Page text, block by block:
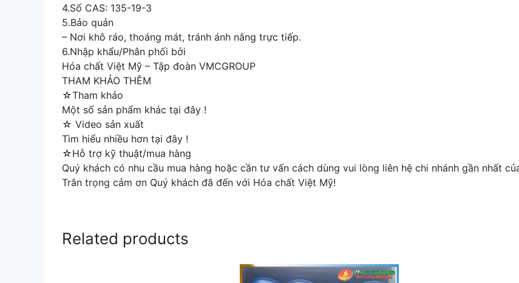
4.Số CAS: 135-19-3
5.Bảo quản
– Nơi khô ráo, thoáng mát, tránh ánh nắng trực tiếp.
6.Nhập khẩu/Phân phối bởi
Hóa chất Việt Mỹ – Tập đoàn VMCGROUP
THAM KHẢO THÊM
☆Tham khảo
Một số sản phẩm khác tại đây !
☆ Video sản xuất
Tìm hiểu nhiều hơn tại đây !
☆Hỗ trợ kỹ thuật/mua hàng
Quý khách có nhu cầu mua hàng hoặc cần tư vấn cách dùng vui lòng liên hệ chi nhánh gần nhất
Trân trọng cảm ơn Quý khách đã đến với Hóa chất Việt Mỹ!
Related products